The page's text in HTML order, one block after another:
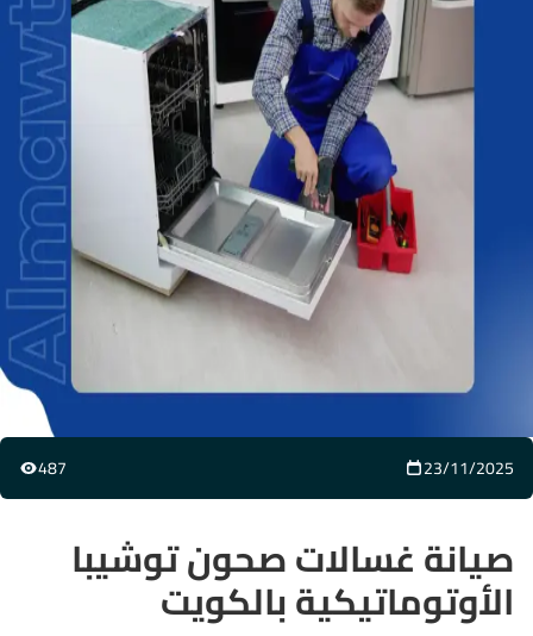
23/11/2025
487
صيانة غسالات صحون توشيبا
الأوتوماتيكية بالكويت